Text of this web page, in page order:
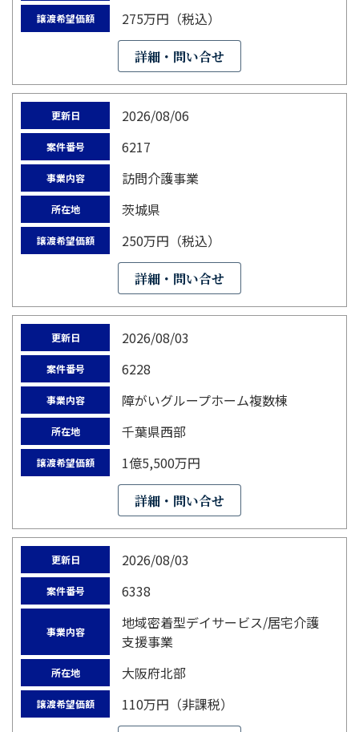
譲渡希望価額 275万円（税込）
詳細・問い合せ
更新日 2026/08/06
案件番号 6217
事業内容 訪問介護事業
所在地 茨城県
譲渡希望価額 250万円（税込）
詳細・問い合せ
更新日 2026/08/03
案件番号 6228
事業内容 障がいグループホーム複数棟
所在地 千葉県西部
譲渡希望価額 1億5,500万円
詳細・問い合せ
更新日 2026/08/03
案件番号 6338
事業内容
地域密着型デイサービス/居宅介護
支援事業
所在地 大阪府北部
譲渡希望価額 110万円（非課税）